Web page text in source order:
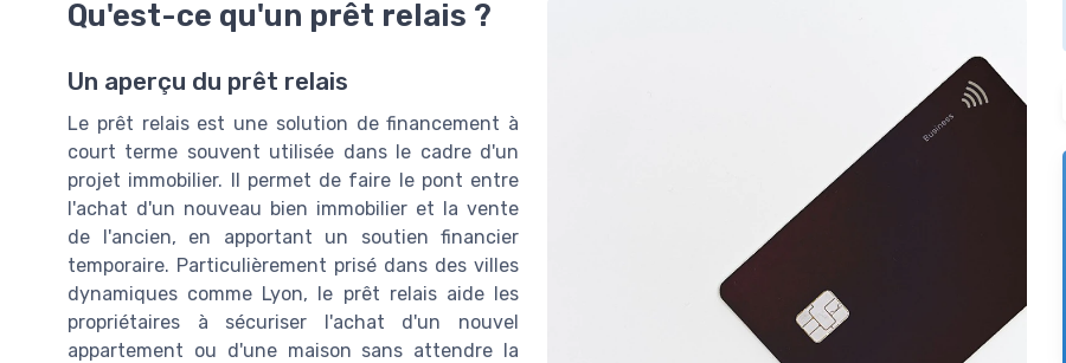
Qu'est-ce qu'un prêt relais ?
Un aperçu du prêt relais
Le prêt relais est une solution de financement à
court terme souvent utilisée dans le cadre d'un
projet immobilier. Il permet de faire le pont entre
l'achat d'un nouveau bien immobilier et la vente
de l'ancien, en apportant un soutien financier
temporaire. Particulièrement prisé dans des villes
dynamiques comme Lyon, le prêt relais aide les
propriétaires à sécuriser l'achat d'un nouvel
appartement ou d'une maison sans attendre la